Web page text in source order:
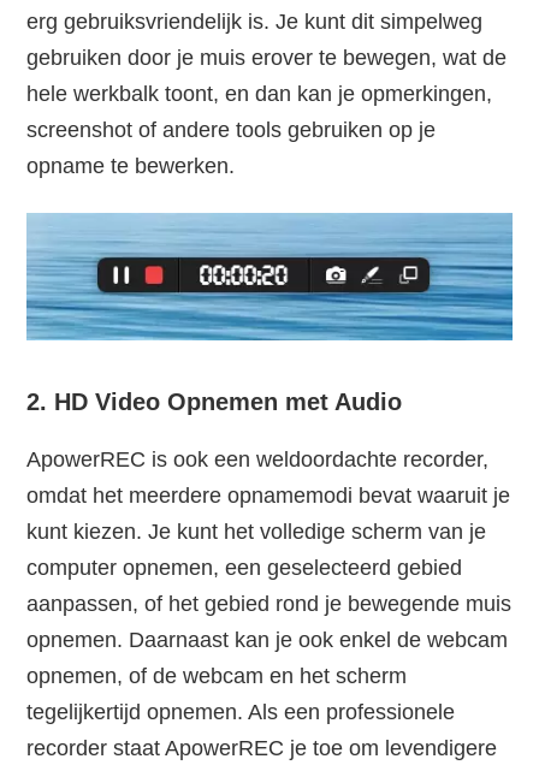
erg gebruiksvriendelijk is. Je kunt dit simpelweg
gebruiken door je muis erover te bewegen, wat de
hele werkbalk toont, en dan kan je opmerkingen,
screenshot of andere tools gebruiken op je
opname te bewerken.
2. HD Video Opnemen met Audio
ApowerREC is ook een weldoordachte recorder,
omdat het meerdere opnamemodi bevat waaruit je
kunt kiezen. Je kunt het volledige scherm van je
computer opnemen, een geselecteerd gebied
aanpassen, of het gebied rond je bewegende muis
opnemen. Daarnaast kan je ook enkel de webcam
opnemen, of de webcam en het scherm
tegelijkertijd opnemen. Als een professionele
recorder staat ApowerREC je toe om levendigere